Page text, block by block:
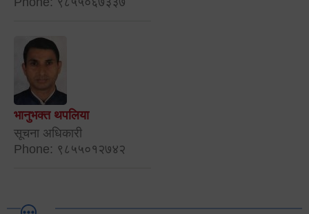
भानुभक्त थपलिया
सूचना अधिकारी
Phone: ९८५५०१२७४२